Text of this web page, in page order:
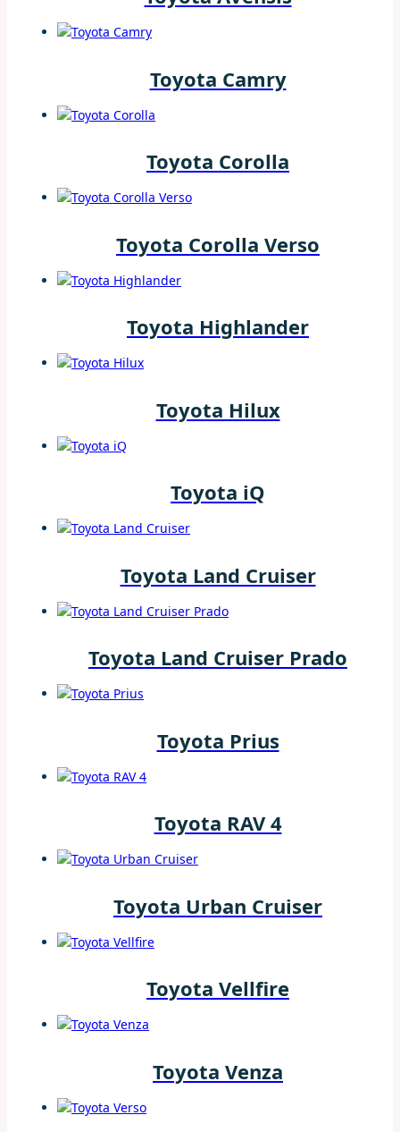
Toyota Camry
Toyota Corolla
Toyota Corolla Verso
Toyota Highlander
Toyota Hilux
Toyota iQ
Toyota Land Cruiser
Toyota Land Cruiser Prado
Toyota Prius
Toyota RAV 4
Toyota Urban Cruiser
Toyota Vellfire
Toyota Venza